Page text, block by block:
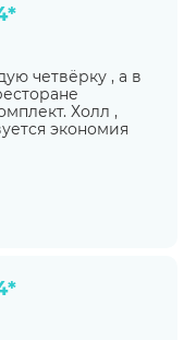
четвёрку , а в
Холл ,
экономия